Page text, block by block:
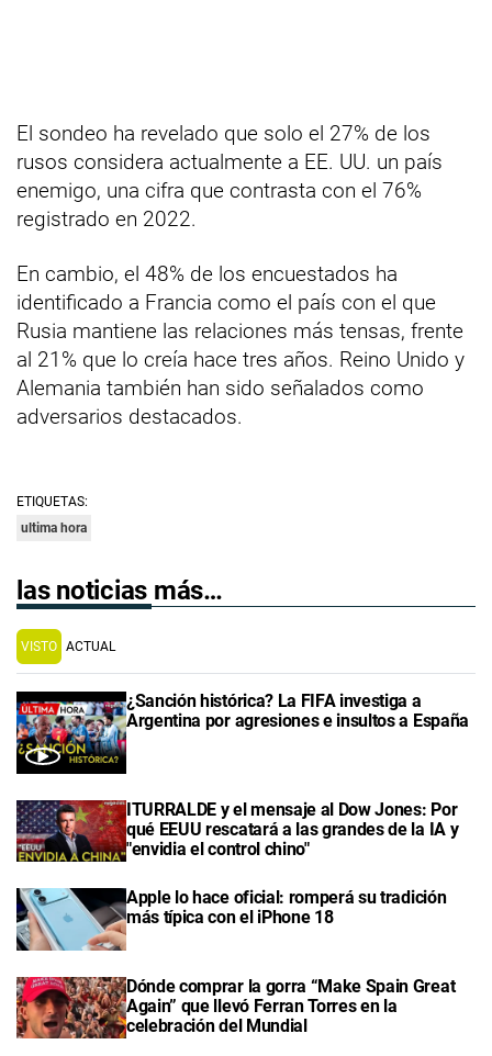
El sondeo ha revelado que solo el 27% de los
rusos considera actualmente a EE. UU. un país
enemigo, una cifra que contrasta con el 76%
registrado en 2022.
En cambio, el 48% de los encuestados ha
identificado a Francia como el país con el que
Rusia mantiene las relaciones más tensas, frente
al 21% que lo creía hace tres años. Reino Unido y
Alemania también han sido señalados como
adversarios destacados.
ETIQUETAS:
ultima hora
las noticias más…
VISTO ACTUAL
¿Sanción histórica? La FIFA investiga a
Argentina por agresiones e insultos a España
ITURRALDE y el mensaje al Dow Jones: Por
qué EEUU rescatará a las grandes de la IA y
"envidia el control chino"
Apple lo hace oficial: romperá su tradición
más típica con el iPhone 18
Dónde comprar la gorra “Make Spain Great
Again” que llevó Ferran Torres en la
celebración del Mundial